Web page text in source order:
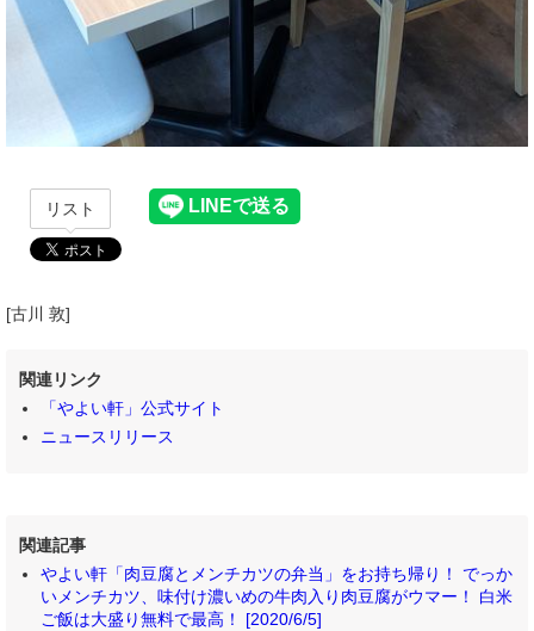
リスト
[古川 敦]
関連リンク
「やよい軒」公式サイト
ニュースリリース
関連記事
やよい軒「肉豆腐とメンチカツの弁当」をお持ち帰り！ でっか
いメンチカツ、味付け濃いめの牛肉入り肉豆腐がウマー！ 白米
ご飯は大盛り無料で最高！ [2020/6/5]